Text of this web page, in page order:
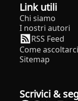
Link utili
Chi siamo
I nostri autori
RSS Feed
Come ascoltarci
Sitemap
Scrivici &